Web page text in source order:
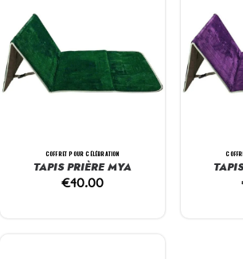
COFFRET POUR CÉLÉBRATION
TAPIS PRIÈRE MYA
€40.00